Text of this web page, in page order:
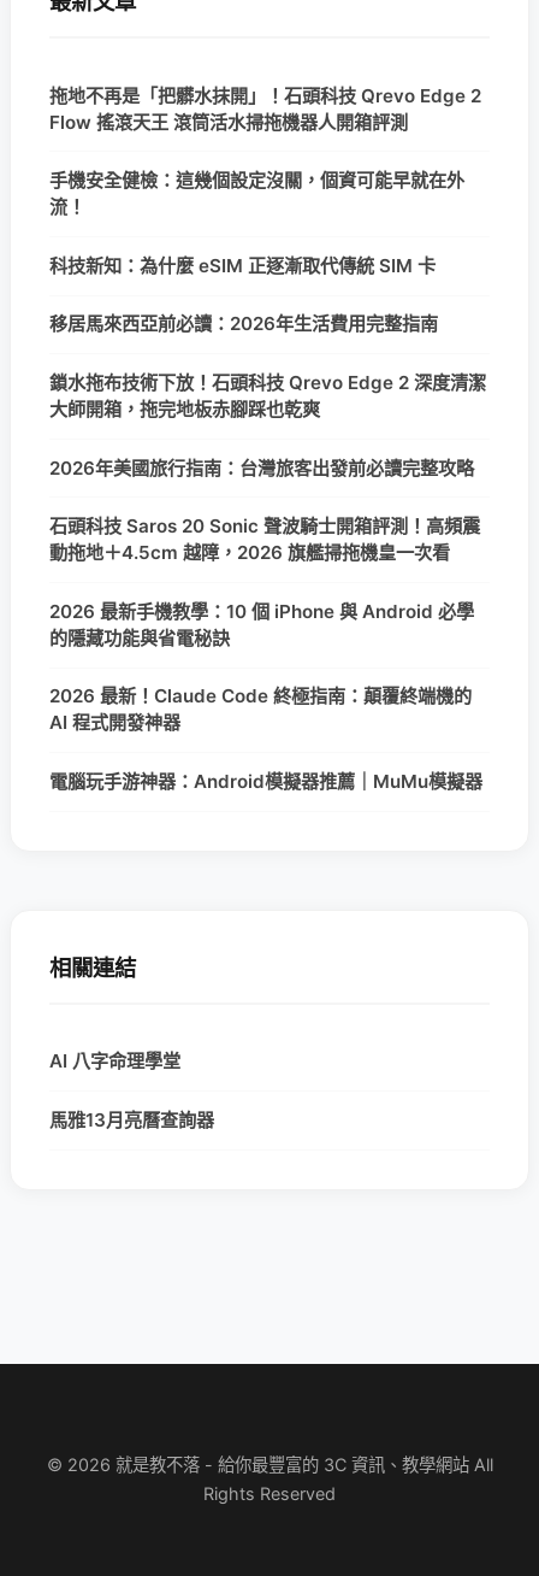
拖地不再是「把髒水抹開」！石頭科技 Qrevo Edge 2
Flow 搖滾天王 滾筒活水掃拖機器人開箱評測
手機安全健檢：這幾個設定沒關，個資可能早就在外
流！
科技新知：為什麼 eSIM 正逐漸取代傳統 SIM 卡
移居馬來西亞前必讀：2026年生活費用完整指南
鎖水拖布技術下放！石頭科技 Qrevo Edge 2 深度清潔
大師開箱，拖完地板赤腳踩也乾爽
2026年美國旅行指南：台灣旅客出發前必讀完整攻略
石頭科技 Saros 20 Sonic 聲波騎士開箱評測！高頻震
動拖地＋4.5cm 越障，2026 旗艦掃拖機皇一次看
2026 最新手機教學：10 個 iPhone 與 Android 必學
的隱藏功能與省電秘訣
2026 最新！Claude Code 終極指南：顛覆終端機的
AI 程式開發神器
電腦玩手游神器：Android模擬器推薦｜MuMu模擬器
相關連結
AI 八字命理學堂
馬雅13月亮曆查詢器
© 2026 就是教不落 - 給你最豐富的 3C 資訊、教學網站 All
Rights Reserved